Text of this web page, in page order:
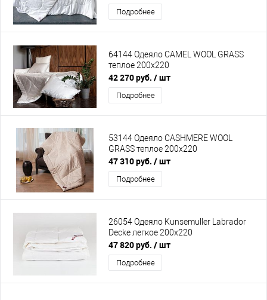
Подробнее
64144 Одеяло CAMEL WOOL GRASS
теплое 200х220
42 270 руб. / шт
Подробнее
53144 Одеяло CASHMERE WOOL
GRASS теплое 200х220
47 310 руб. / шт
Подробнее
26054 Одеяло Kunsemuller Labrador
Decke легкое 200х220
47 820 руб. / шт
Подробнее